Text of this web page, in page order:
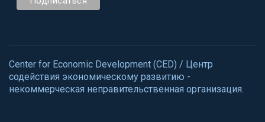
Center for Economic Development (CED) / Центр
содействия экономическому развитию -
некоммерческая неправительственная организация.